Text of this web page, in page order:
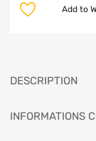
Add to
DESCRIPTION
INFORMATIONS